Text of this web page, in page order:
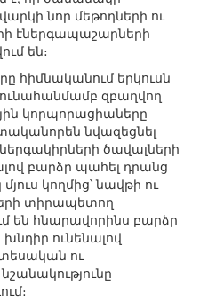
նոր մեթոդների ու
էներգապաշարների
են։
հիմնականում երկուսն
զբաղվող
կորպորացիաները
նվազեցնել
ծավալների
բարձր պահել դրանց
մյուս կողմից՝ նավթի ու
տիրապետող
են հնարավորինս բարձր
ունենալով
ու